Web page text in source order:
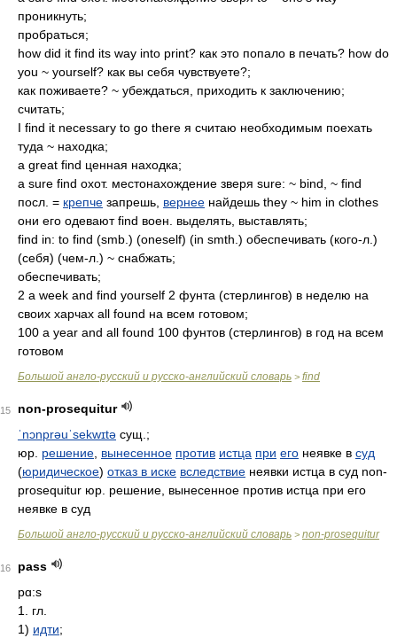
проникнуть;
пробраться;
how did it find its way into print? как это попало в печать? how do
you ~ yourself? как вы себя чувствуете?;
как поживаете? ~ убеждаться, приходить к заключению;
считать;
I find it necessary to go there я считаю необходимым поехать
туда ~ находка;
a great find ценная находка;
a sure find охот. местонахождение зверя sure: ~ bind, ~ find
посл. = крепче запрешь, вернее найдешь they ~ him in clothes
они его одевают find воен. выделять, выставлять;
find in: to find (smb.) (oneself) (in smth.) обеспечивать (кого-л.)
(себя) (чем-л.) ~ снабжать;
обеспечивать;
2 a week and find yourself 2 фунта (стерлингов) в неделю на
своих харчах all found на всем готовом;
100 a year and all found 100 фунтов (стерлингов) в год на всем
готовом
Большой англо-русский и русско-английский словарь > find
15
non-prosequitur
ˈnɔnprəuˈsekwɪtə сущ.;
юр. решение вынесенное против истца при его неявке в суд
(юридическое) отказ в иске вследствие неявки истца в суд non-
prosequitur юр. решение, вынесенное против истца при его
неявке в суд
Большой англо-русский и русско-английский словарь > non-prosequitur
16
pass
pɑ:s
1. гл.
1) идти;